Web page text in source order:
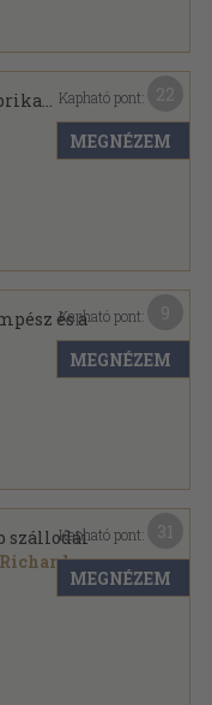
Kapható pont:
MEGNÉZEM
és a
Kapható pont:
MEGNÉZEM
szállodáiKapható pont:
MEGNÉZEM